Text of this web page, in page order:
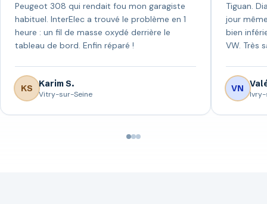
Peugeot 308 qui rendait fou mon garagiste
habituel. InterElec a trouvé le problème en 1
heure : un fil de masse oxydé derrière le
tableau de bord. Enfin réparé !
KS Karim S.
Vitry-sur-Seine
Tiguan.
jour
bien
VW. Très
VN
Ivry-